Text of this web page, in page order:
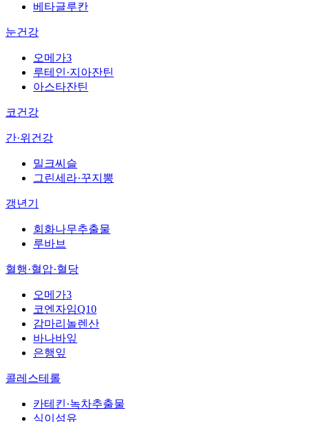
베타글루칸
눈건강
오메가3
루테인·지아잔틴
아스타잔틴
코건강
간·위건강
밀크씨슬
그린세라·꾸지뽕
갱년기
회화나무추출물
루바브
혈행·혈압·혈당
오메가3
코엔자임Q10
감마리놀렌산
바나바잎
은행잎
콜레스테롤
카테킨·녹차추출물
식이섬유